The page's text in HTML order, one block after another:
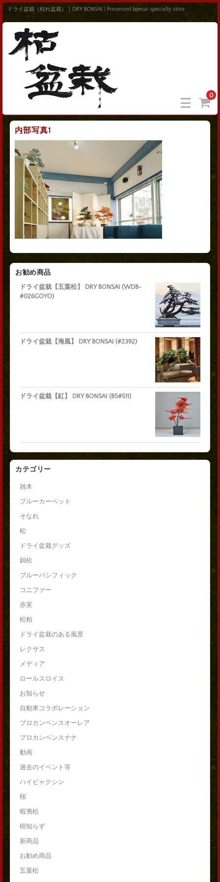
ドライ盆栽（枯れ盆栽）｜DRY BONSAI | Preserved bonsai specialty store
0
内部写真1
お勧め商品
ドライ盆栽【五葉松】 DRY BONSAI (WDB-
#026GOYO)
ドライ盆栽【海風】 DRY BONSAI (#2392)
ドライ盆栽【紅】 DRY BONSAI (BS#511)
カテゴリー
雑木
ブルーカーペット
そなれ
松
ドライ盆栽グッズ
錦松
ブルーパシフィック
コニファー
赤実
松柏
ドライ盆栽のある風景
レクサス
メディア
ロールスロイス
お知らせ
自動車コラボレーション
プロカンベンスオーレア
プロカンベンスナナ
動画
過去のイベント等
ハイビャクシン
桜
蝦夷松
樹知らず
新商品
お勧め商品
五葉松